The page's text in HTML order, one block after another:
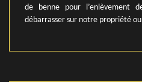
de benne pour l’enlèvement
débarrasser sur notre propriété